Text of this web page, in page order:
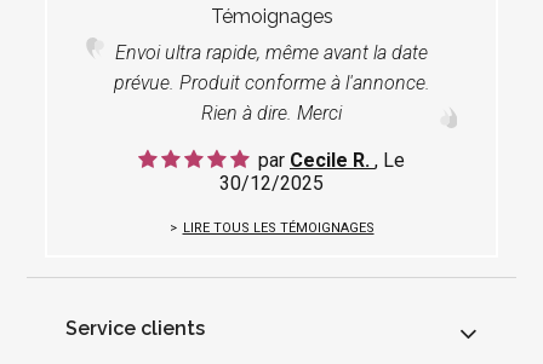
Témoignages
Envoi ultra rapide, même avant la date
prévue. Produit conforme à l'annonce.
Rien à dire. Merci
par Cecile R. , Le
30/12/2025
LIRE TOUS LES TÉMOIGNAGES
Service clients